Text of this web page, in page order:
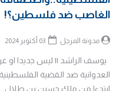
الغاصب ضد فلسطين؟!
مدونة المرجل
يوسف الراشد || ليس جديدا او
ابتدءا من ملك حسين بن طلال...